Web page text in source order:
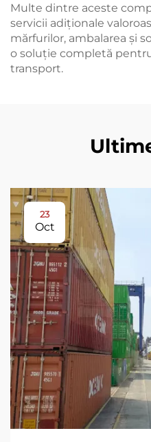
Multe dintre aceste
servicii adiționale
mărfurilor, ambalarea și
o soluție completă
transport.
23
Oct